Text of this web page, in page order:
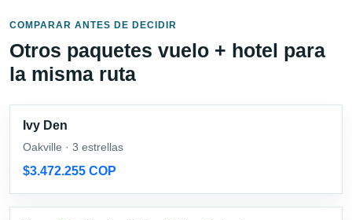
COMPARAR ANTES DE DECIDIR
Otros paquetes vuelo + hotel para
la misma ruta
Ivy Den
Oakville · 3 estrellas
$3.472.255 COP